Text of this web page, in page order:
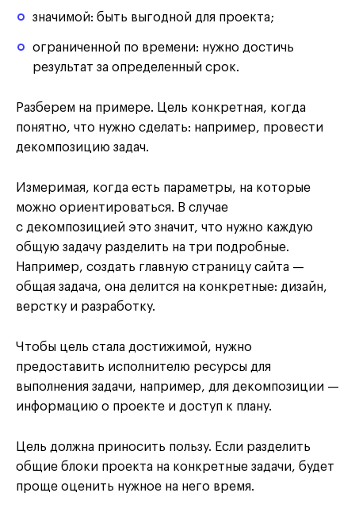
значимой: быть выгодной для проекта;
ограниченной по времени: нужно достичь
результат за определенный срок.
Разберем на примере. Цель конкретная, когда
понятно, что нужно сделать: например, провести
декомпозицию задач.
Измеримая, когда есть параметры, на которые
можно ориентироваться. В случае
с декомпозицией это значит, что нужно каждую
общую задачу разделить на три подробные.
Например, создать главную страницу сайта —
общая задача, она делится на конкретные: дизайн,
верстку и разработку.
Чтобы цель стала достижимой, нужно
предоставить исполнителю ресурсы для
выполнения задачи, например, для декомпозиции —
информацию о проекте и доступ к плану.
Цель должна приносить пользу. Если разделить
общие блоки проекта на конкретные задачи, будет
проще оценить нужное на него время.